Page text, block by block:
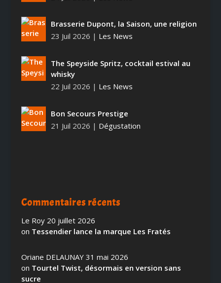
Brasserie Dupont, la Saison, une religion
23 Juil 2026 | Les News
The Speyside Spritz, cocktail estival au
whisky
22 Juil 2026 | Les News
Bon Secours Prestige
21 Juil 2026 | Dégustation
Commentaires récents
Le Roy 20 juillet 2026
on Tessendier lance la marque Les Fratés
Oriane DELAUNAY 31 mai 2026
on Tourtel Twist, désormais en version sans
sucre